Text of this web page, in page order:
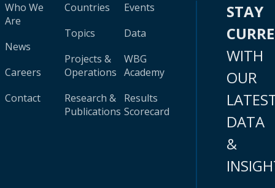
Who We
Are
News
Careers
Contact
Countries
Topics
Projects &
Operations
Research &
Publications
Events
Data
WBG
Academy
Results
Scorecard
STAY
WITH
OUR
DATA
&